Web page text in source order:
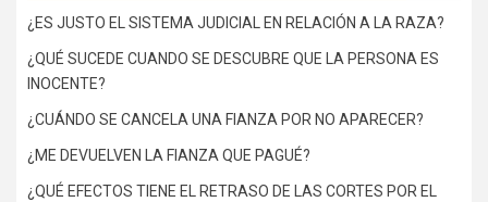
¿ES JUSTO EL SISTEMA JUDICIAL EN RELACIÓN A LA RAZA?
¿QUÉ SUCEDE CUANDO SE DESCUBRE QUE LA PERSONA ES
INOCENTE?
¿CUÁNDO SE CANCELA UNA FIANZA POR NO APARECER?
¿ME DEVUELVEN LA FIANZA QUE PAGUÉ?
¿QUÉ EFECTOS TIENE EL RETRASO DE LAS CORTES POR EL